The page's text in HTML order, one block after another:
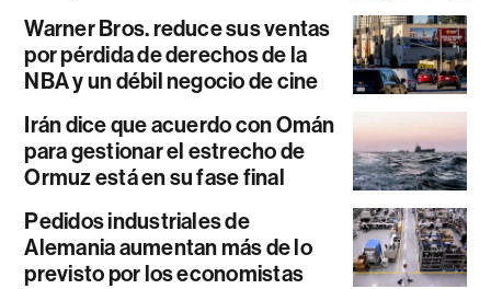
Warner Bros. reduce sus ventas
por pérdida de derechos de la
NBA y un débil negocio de cine
Irán dice que acuerdo con Omán
para gestionar el estrecho de
Ormuz está en su fase final
Pedidos industriales de
Alemania aumentan más de lo
previsto por los economistas